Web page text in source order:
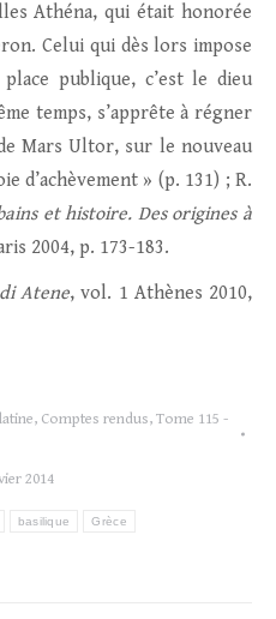
Athéna, qui était honorée
Celui qui dès lors impose
publique, c’est le dieu
temps, s’apprête à régner
Mars Ultor, sur le nouveau
d’achèvement » (p. 131) ; R.
et histoire. Des origines à
2004, p. 173-183.
Atene, vol. 1 Athènes 2010,
, Comptes rendus, Tome 115 -
2014
basilique Grèce